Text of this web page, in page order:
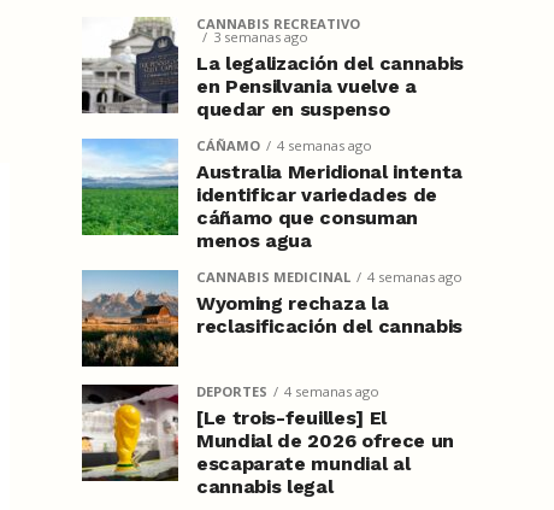
CANNABIS RECREATIVO
3 semanas ago
La legalización del cannabis
en Pensilvania vuelve a
quedar en suspenso
CÁÑAMO 4 semanas ago
Australia Meridional intenta
identificar variedades de
cáñamo que consuman
menos agua
CANNABIS MEDICINAL 4 semanas ago
Wyoming rechaza la
reclasificación del cannabis
DEPORTES 4 semanas ago
[Le trois-feuilles] El
Mundial de 2026 ofrece un
escaparate mundial al
cannabis legal